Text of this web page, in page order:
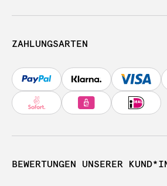
ZAHLUNGSARTEN
BEWERTUNGEN UNSERER